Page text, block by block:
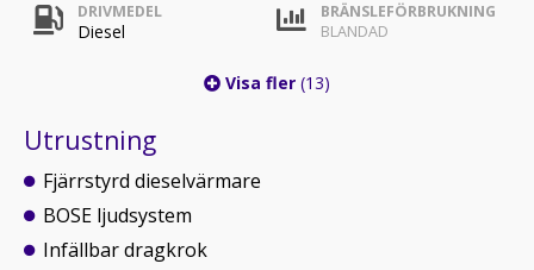
DRIVMEDEL
Diesel
BRÄNSLEFÖRBRUKNING
BLANDAD
Visa fler (13)
Utrustning
Fjärrstyrd dieselvärmare
BOSE ljudsystem
Infällbar dragkrok